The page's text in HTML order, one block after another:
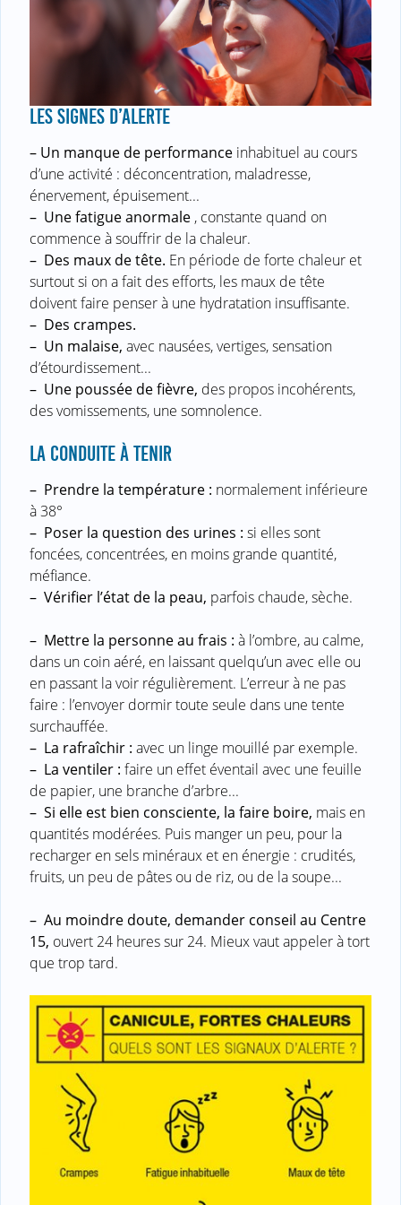
LES SIGNES D’ALERTE
– Un manque de performance inhabituel au cours
d’une activité : déconcentration, maladresse,
énervement, épuisement...
– Une fatigue anormale , constante quand on
commence à souffrir de la chaleur.
– Des maux de tête. En période de forte chaleur et
surtout si on a fait des efforts, les maux de tête
doivent faire penser à une hydratation insuffisante.
– Des crampes.
– Un malaise, avec nausées, vertiges, sensation
d’étourdissement...
– Une poussée de fièvre, des propos incohérents,
des vomissements, une somnolence.
LA CONDUITE À TENIR
– Prendre la température : normalement inférieure
à 38°
– Poser la question des urines : si elles sont
foncées, concentrées, en moins grande quantité,
méfiance.
– Vérifier l’état de la peau, parfois chaude, sèche.
– Mettre la personne au frais : à l’ombre, au calme,
dans un coin aéré, en laissant quelqu’un avec elle ou
en passant la voir régulièrement. L’erreur à ne pas
faire : l’envoyer dormir toute seule dans une tente
surchauffée.
– La rafraîchir : avec un linge mouillé par exemple.
– La ventiler : faire un effet éventail avec une feuille
de papier, une branche d’arbre...
– Si elle est bien consciente, la faire boire, mais en
quantités modérées. Puis manger un peu, pour la
recharger en sels minéraux et en énergie : crudités,
fruits, un peu de pâtes ou de riz, ou de la soupe...
– Au moindre doute, demander conseil au Centre
15, ouvert 24 heures sur 24. Mieux vaut appeler à tort
que trop tard.